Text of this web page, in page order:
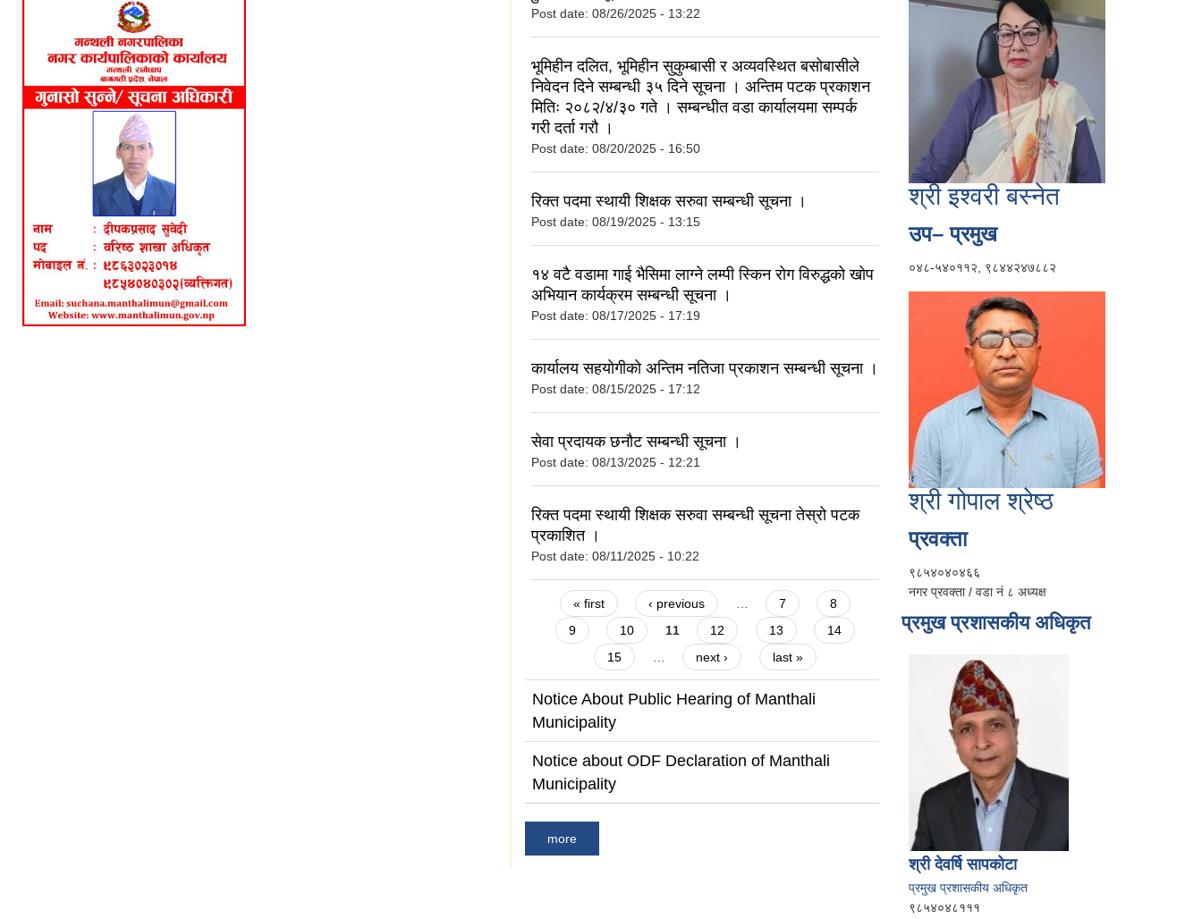
Post date: 08/26/2025 - 13:22
भूमिहीन दलित, भूमिहीन सुकुम्बासी र अव्यवस्थित बसोबासीले
निवेदन दिने सम्बन्धी ३५ दिने सूचना । अन्तिम पटक प्रकाशन
मितिः २०८२/४/३० गते । सम्बन्धीत वडा कार्यालयमा सम्पर्क
गरी दर्ता गरौ ।
Post date: 08/20/2025 - 16:50
रिक्त पदमा स्थायी शिक्षक सरुवा सम्बन्धी सूचना ।
Post date: 08/19/2025 - 13:15
१४ वटै वडामा गाई भैसिमा लाग्ने लम्पी स्किन रोग विरुद्धको खोप
अभियान कार्यक्रम सम्बन्धी सूचना ।
Post date: 08/17/2025 - 17:19
कार्यालय सहयोगीको अन्तिम नतिजा प्रकाशन सम्बन्धी सूचना ।
Post date: 08/15/2025 - 17:12
सेवा प्रदायक छनौट सम्बन्धी सूचना ।
Post date: 08/13/2025 - 12:21
रिक्त पदमा स्थायी शिक्षक सरुवा सम्बन्धी सूचना तेस्रो पटक
प्रकाशित ।
Post date: 08/11/2025 - 10:22
Pages
« first ‹ previous 7
8
9
10 11 12 13
14
15
next › last »
Notice About Public Hearing of Manthali
Municipality
Notice about ODF Declaration of Manthali
Municipality
more
श्री इश्वरी बस्नेत
उप– प्रमुख
०४८-५४०११२, ९८४४२४७८८२
श्री गोपाल श्रेष्ठ
प्रवक्ता
९८५४०४०४६६
नगर प्रवक्ता / वडा नं ८ अध्यक्ष
प्रमुख प्रशासकीय अधिकृत
श्री देवर्षि सापकोटा
प्रमुख प्रशासकीय अधिकृत
९८५४०४८१११